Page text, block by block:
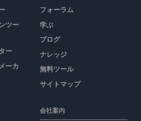
ツー
ー
ーカ
フォーラム
学ぶ
ブログ
ナレッジ
無料ツール
サイトマップ
会社案内